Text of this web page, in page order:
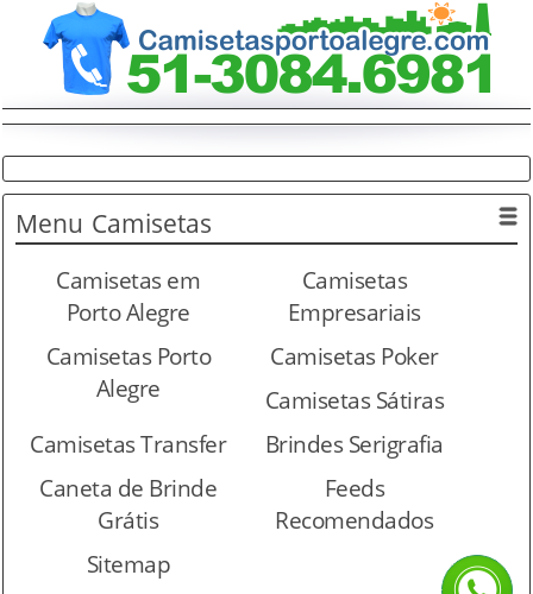
Menu Camisetas
Camisetas em
Porto Alegre
Camisetas
Empresariais
Camisetas Porto
Alegre
Camisetas Poker
Camisetas Sátiras
Camisetas Transfer
Brindes Serigrafia
Caneta de Brinde
Grátis
Feeds
Recomendados
Sitemap